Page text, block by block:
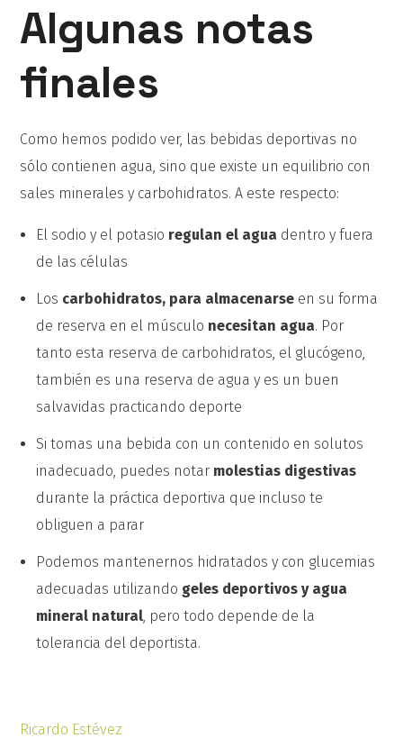
Algunas notas
finales
Como hemos podido ver, las bebidas deportivas no
sólo contienen agua, sino que existe un equilibrio con
sales minerales y carbohidratos. A este respecto:
El sodio y el potasio regulan el agua dentro y fuera
de las células
Los carbohidratos, para almacenarse en su forma
de reserva en el músculo necesitan agua. Por
tanto esta reserva de carbohidratos, el glucógeno,
también es una reserva de agua y es un buen
salvavidas practicando deporte
Si tomas una bebida con un contenido en solutos
inadecuado, puedes notar molestias digestivas
durante la práctica deportiva que incluso te
obliguen a parar
Podemos mantenernos hidratados y con glucemias
adecuadas utilizando geles deportivos y agua
mineral natural, pero todo depende de la
tolerancia del deportista.
Ricardo Estévez